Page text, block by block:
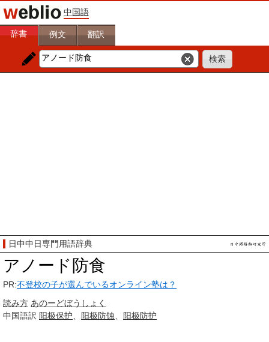
中国語
辞書 例文 翻訳
日中中日専門用語辞典
アノード防食
PR:不登校の子が選んでいるオンライン塾は？
読み方 あのーどぼうしょく
中国語訳 阳极保护 阳极防蚀 阳极防护